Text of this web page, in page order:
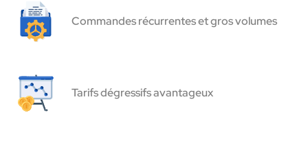
Commandes récurrentes et gros volumes
Tarifs dégressifs avantageux